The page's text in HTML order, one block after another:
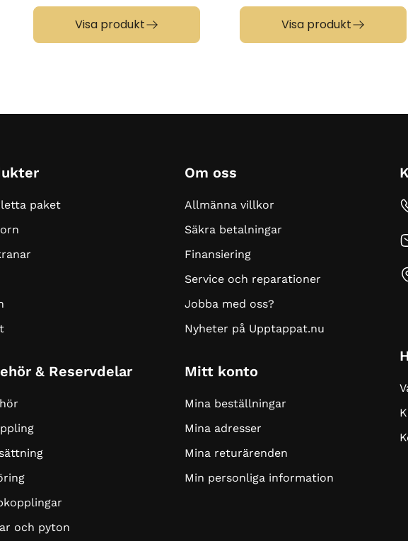
Visa produkt Visa produkt
paket
& Reservdelar
och pyton
Om oss
Allmänna villkor
Säkra betalningar
Finansiering
Service och reparationer
Jobba med oss?
Nyheter på Upptappat.nu
Mitt konto
Mina beställningar
Mina adresser
Mina returärenden
Min personliga information